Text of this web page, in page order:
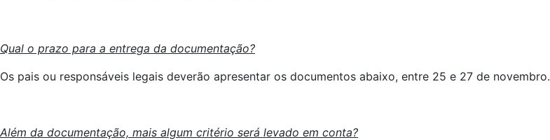
Qual o prazo para a entrega da documentação?
Os pais ou responsáveis legais deverão apresentar os documentos abaixo, entre 25 e 27 de novembro.
Além da documentação, mais algum critério será levado em conta?